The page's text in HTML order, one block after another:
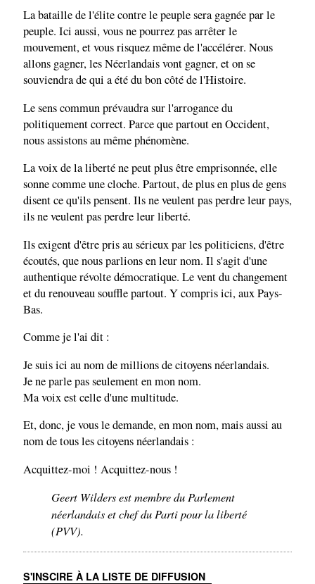
La bataille de l'élite contre le peuple sera gagnée par le
peuple. Ici aussi, vous ne pourrez pas arrêter le
mouvement, et vous risquez même de l'accélérer. Nous
allons gagner, les Néerlandais vont gagner, et on se
souviendra de qui a été du bon côté de l'Histoire.
Le sens commun prévaudra sur l'arrogance du
politiquement correct. Parce que partout en Occident,
nous assistons au même phénomène.
La voix de la liberté ne peut plus être emprisonnée, elle
sonne comme une cloche. Partout, de plus en plus de gens
disent ce qu'ils pensent. Ils ne veulent pas perdre leur pays,
ils ne veulent pas perdre leur liberté.
Ils exigent d'être pris au sérieux par les politiciens, d'être
écoutés, que nous parlions en leur nom. Il s'agit d'une
authentique révolte démocratique. Le vent du changement
et du renouveau souffle partout. Y compris ici, aux Pays-
Bas.
Comme je l'ai dit :
Je suis ici au nom de millions de citoyens néerlandais.
Je ne parle pas seulement en mon nom.
Ma voix est celle d'une multitude.
Et, donc, je vous le demande, en mon nom, mais aussi au
nom de tous les citoyens néerlandais :
Acquittez-moi ! Acquittez-nous !
Geert Wilders est membre du Parlement
néerlandais et chef du Parti pour la liberté
(PVV).
S'INSCIRE À LA LISTE DE DIFFUSION